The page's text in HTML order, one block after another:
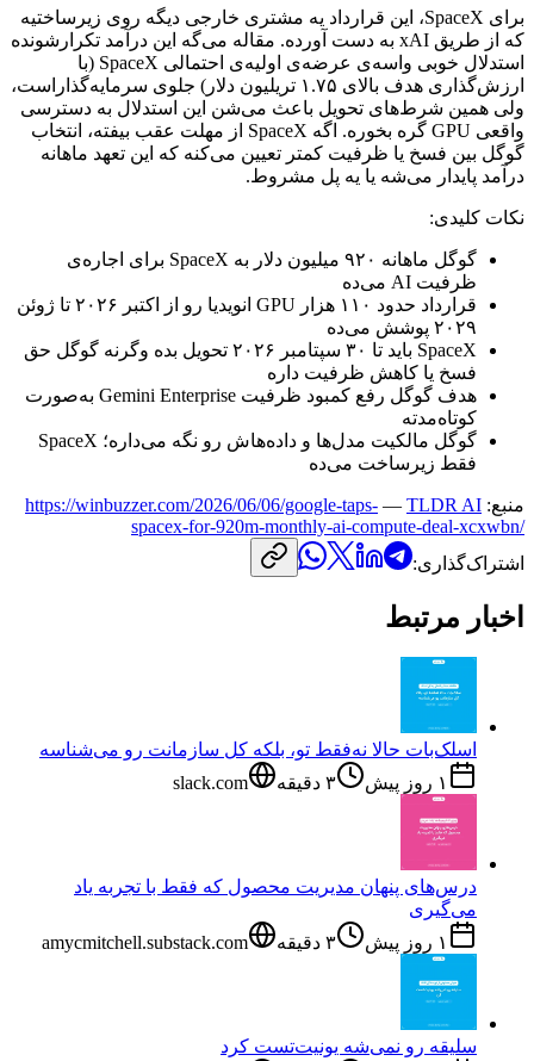
برای SpaceX، این قرارداد یه مشتری خارجی دیگه روی زیرساختیه
که از طریق xAI به دست آورده. مقاله می‌گه این درآمد تکرارشونده
استدلال خوبی واسه‌ی عرضه‌ی اولیه‌ی احتمالی SpaceX (با
ارزش‌گذاری هدف بالای ۱.۷۵ تریلیون دلار) جلوی سرمایه‌گذاراست،
ولی همین شرط‌های تحویل باعث می‌شن این استدلال به دسترسی
واقعی GPU گره بخوره. اگه SpaceX از مهلت عقب بیفته، انتخاب
گوگل بین فسخ یا ظرفیت کمتر تعیین می‌کنه که این تعهد ماهانه
درآمد پایدار می‌شه یا یه پل مشروط.
نکات کلیدی:
گوگل ماهانه ۹۲۰ میلیون دلار به SpaceX برای اجاره‌ی
ظرفیت AI می‌ده
قرارداد حدود ۱۱۰ هزار GPU انویدیا رو از اکتبر ۲۰۲۶ تا ژوئن
۲۰۲۹ پوشش می‌ده
SpaceX باید تا ۳۰ سپتامبر ۲۰۲۶ تحویل بده وگرنه گوگل حق
فسخ یا کاهش ظرفیت داره
هدف گوگل رفع کمبود ظرفیت Gemini Enterprise به‌صورت
کوتاه‌مدته
گوگل مالکیت مدل‌ها و داده‌هاش رو نگه می‌داره؛ SpaceX
فقط زیرساخت می‌ده
منبع: TLDR AI
—
https://winbuzzer.com/2026/06/06/google-taps-
spacex-for-920m-monthly-ai-compute-deal-xcxwbn/
اشتراک‌گذاری:
اخبار مرتبط
اسلک‌بات حالا نه‌فقط تو، بلکه کل سازمانت رو می‌شناسه
۱ روز پیش
۳ دقیقه slack.com
درس‌های پنهان مدیریت محصول که فقط با تجربه یاد
می‌گیری
۱ روز پیش
۳ دقیقه amycmitchell.substack.com
سلیقه رو نمی‌شه یونیت‌تست کرد